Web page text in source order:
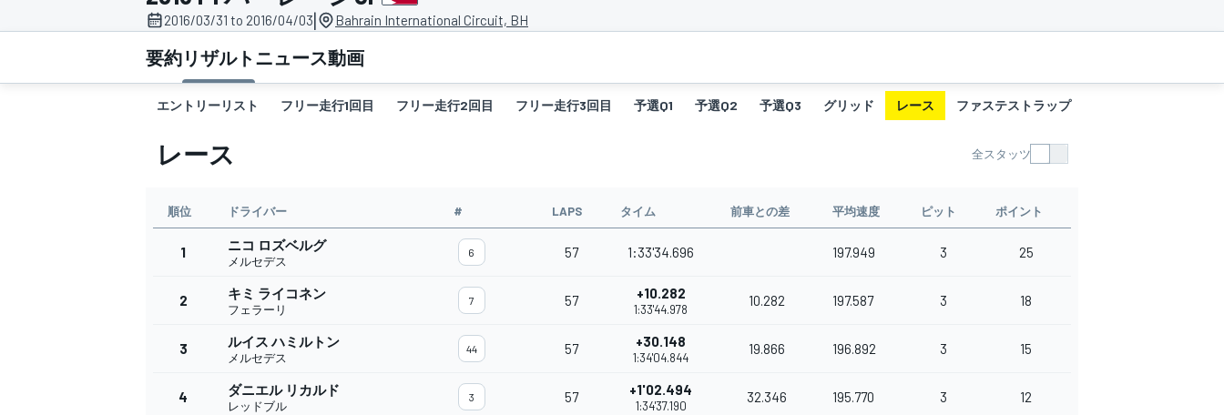
スーパーフォーミュラ
スーパーGT
2016/03/31 to 2016/04/03| Bahrain International Circuit, BH
要約リザルト ニュース動画
エントリーリスト フリー走行1回目 フリー走行2回目 フリー走行3回目 予選Q1 予選Q2 予選Q3 グリッド レース ファステストラップ
レース 全スタッツ
順位 ドライバー # LAPS タイム 前車との差 平均速度 ピット ポイント
1 ニコ ロズベルグ
メルセデス
6 57 1:33'34.696 197.949 3 25
2 キミ ライコネン
フェラーリ
7 57 +10.282
1:33'44.978
10.282 197.587 3 18
3 ルイス ハミルトン
メルセデス
44 57 +30.148
1:34'04.844
19.866 196.892 3 15
4 ダニエル リカルド
レッドブル
3 57 +1'02.494
1:34'37.190
32.346 195.770 3 12